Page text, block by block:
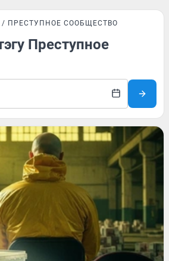
ПРЕСТУПНОЕ СООБЩЕСТВО
Преступное